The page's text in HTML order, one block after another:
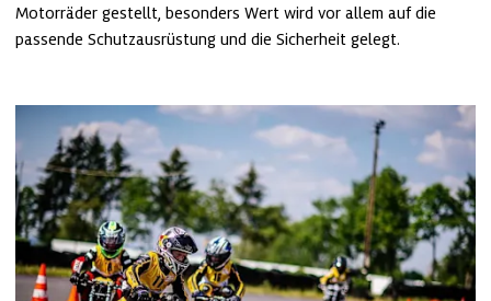
Motorräder gestellt, besonders Wert wird vor allem auf die
passende Schutzausrüstung und die Sicherheit gelegt.